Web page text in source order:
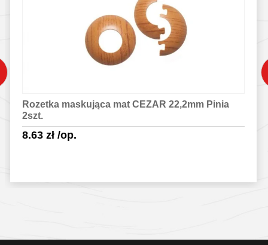
Rozetka maskująca mat CEZAR 22,2mm Pinia
2szt.
8.63 zł/op.